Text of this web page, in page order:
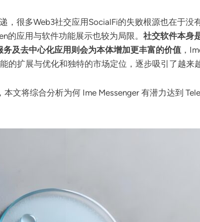
，很多Web3社交应用SocialFi的失败根源也在于
应用与软件功能展示也较为局限。 社交软件本身
及去中心化应用则会为本体增加更丰富的价值 ，
的扩展与优化和独特的市场定位，逐步吸引了越来
文将综合分析为何 Ime Messenger 有潜力达到